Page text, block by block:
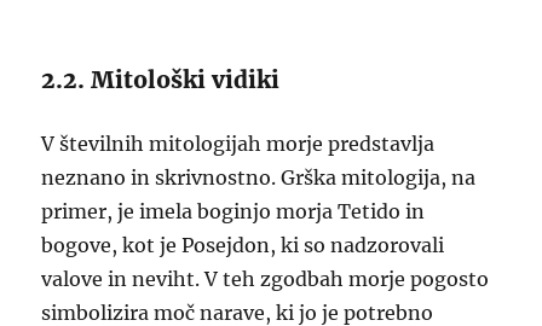
2.2. Mitološki vidiki
V številnih mitologijah morje predstavlja
neznano in skrivnostno. Grška mitologija, na
primer, je imela boginjo morja Tetido in
bogove, kot je Posejdon, ki so nadzorovali
valove in neviht. V teh zgodbah morje pogosto
simbolizira moč narave, ki jo je potrebno